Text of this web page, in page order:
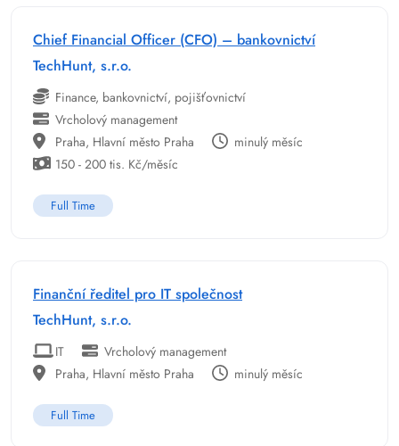
Chief Financial Officer (CFO) – bankovnictví
TechHunt, s.r.o.
Finance, bankovnictví, pojišťovnictví
Vrcholový management
Praha, Hlavní město Praha
minulý měsíc
150 - 200 tis. Kč/měsíc
Full Time
Finanční ředitel pro IT společnost
TechHunt, s.r.o.
IT
Vrcholový management
Praha, Hlavní město Praha
minulý měsíc
Full Time